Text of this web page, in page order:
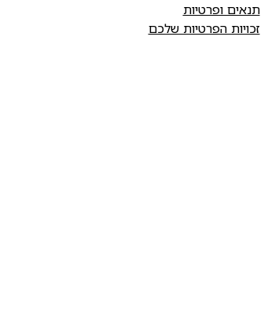
תנאים ופרטיות
זכויות הפרטיות שלכם